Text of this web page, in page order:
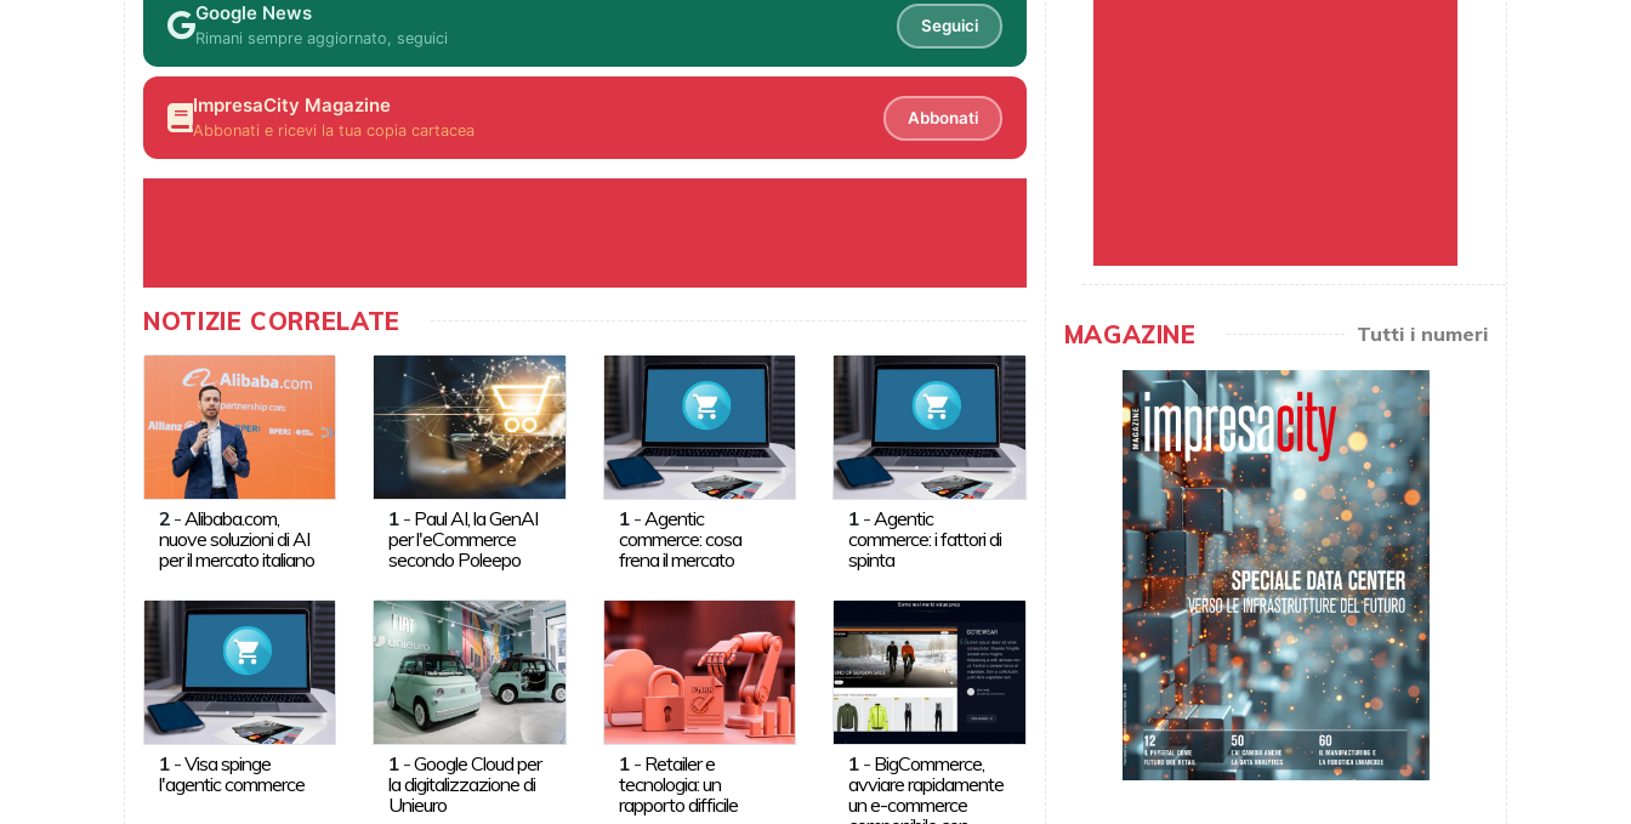
Google News
Rimani sempre aggiornato, seguici
Seguici
ImpresaCity Magazine
Abbonati e ricevi la tua copia cartacea
Abbonati
NOTIZIE CORRELATE
2- Alibaba.com,
nuove soluzioni di AI
per il mercato italiano
1 - Paul AI, la GenAI
per l'eCommerce
secondo Poleepo
1- Agentic
commerce: cosa
frena il mercato
1 - Agentic
commerce: i fattori di
spinta
1-Visa spinge
l'agentic commerce
1 -Google Cloud per
la digitalizzazione di
Unieuro
1- Retailer e
tecnologia: un
rapporto difficile
1 - BigCommerce,
avviare rapidamente
un e-commerce
MAGAZINE Tutti i numeri